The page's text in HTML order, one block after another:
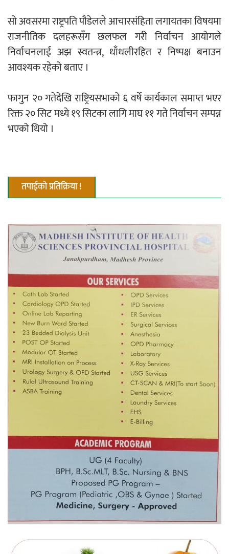
परियोजना सकिनै लाग्दा खुल्यो वन उद्यमीले
सहुलियत ऋण लिने बाटो
आदेश निक्र्योल गर्न असार ६ मा पेसी
निर्धारित ठाउँमा राजर्षिजनक विश्वविद्यालय
भवन बनाउन उपकुलपतिद्वारा आनाकानी
सो अवसरमा राष्ट्रपति पौडेलले आचारसंहिता लगायतका विषयमा
राजनीतिक दलहरूसँग छलफल गरी निर्वाचन आयोगले
निर्वाचनलाई अझ स्वतन्त्र, धाँधलीरहित र निष्पक्ष बनाउन
आवश्यक रहेको बताए ।
फागुन २० गतेदेखि राष्ट्रियसभाको ६ वर्षे कार्यकाल समाप्त भएर
रिक्त २० सिट मध्ये १९ सिटका लागि माघ ११ गते निर्वाचन सम्पन्न
भएको थियो ।
तपाईको प्रतिक्रिया !